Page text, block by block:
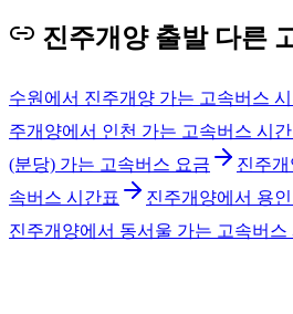
진주개양 출발 다른
수원에서 진주개양 가는 고속버스
주개양에서 인천 가는 고속버스 시
(분당) 가는 고속버스 요금
진주
속버스 시간표
진주개양에서 용
진주개양에서 동서울 가는 고속버스